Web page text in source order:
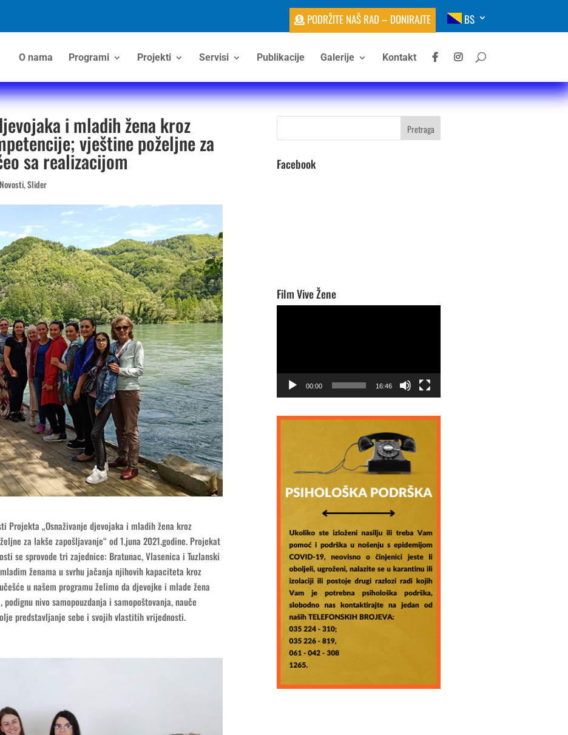
PODRŽITE NAŠ RAD – DONIRAJTE BS
O nama Programi Projekti Servisi Publikacije Galerije Kontakt
i mladih žena kroz
vještine poželjne za
sa realizacijom
Novosti,Slider
Projekta „Osnaživanje djevojaka i mladih žena kroz
za lakše zapošljavanje“ od 1.juna 2021.godine. Projekat
se sprovode tri zajednice: Bratunac, Vlasenica i Tuzlanski
ženama u svrhu jačanja njihovih kapaciteta kroz
u našem programu želimo da djevojke i mlade žena
nivo samopouzdanja i samopoštovanja, nauče
predstavljanje sebe i svojih vlastitih vrijednosti.
Facebook
Film Vive Žene
00:00 16:46